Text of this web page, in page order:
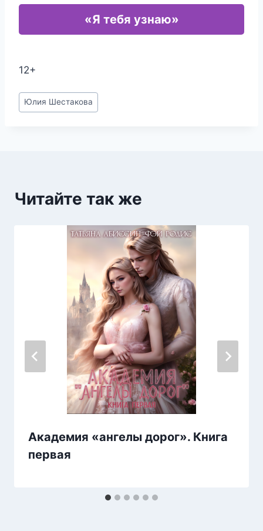
«Я тебя узнаю»
12+
Метки
записи:
Юлия Шестакова
Читайте так же
Академия «ангелы дорог». Книга
первая